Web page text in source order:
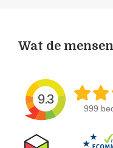
Wat de
9.3
999